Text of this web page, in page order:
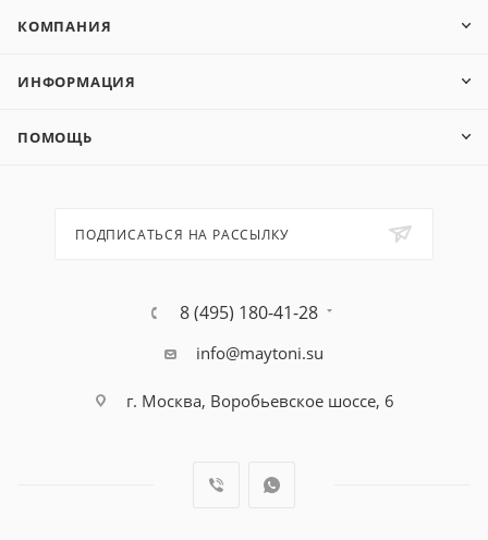
КОМПАНИЯ
ИНФОРМАЦИЯ
ПОМОЩЬ
ПОДПИСАТЬСЯ НА РАССЫЛКУ
8 (495) 180-41-28
info@maytoni.su
г. Москва, Воробьевское шоссе, 6